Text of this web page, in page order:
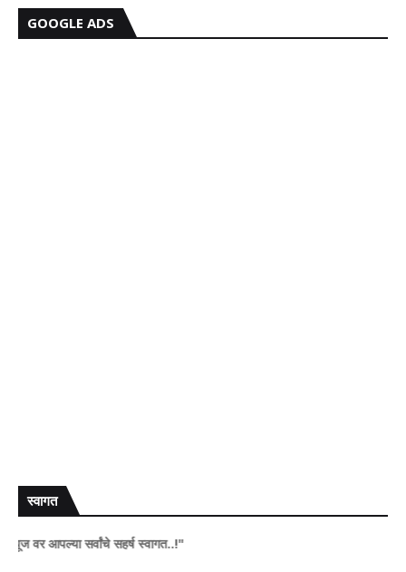
GOOGLE ADS
स्वागत
सर्वांचे सहर्ष स्वागत..!"